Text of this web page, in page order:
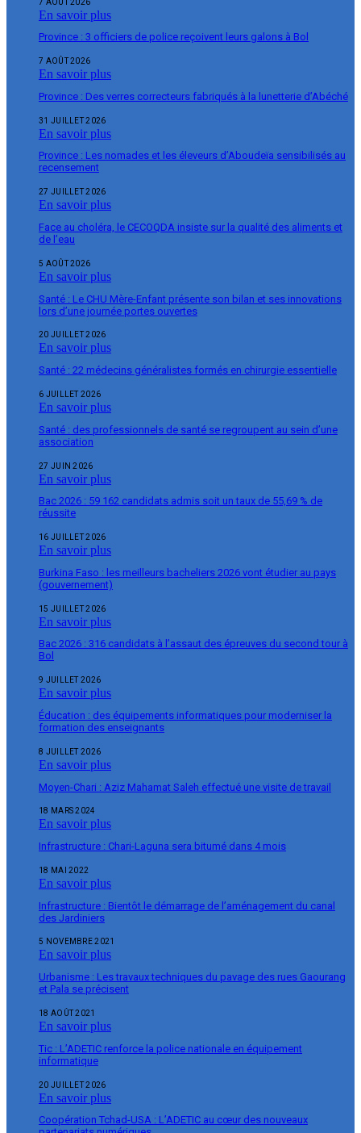
En savoir plus
Province : 3 officiers de police reçoivent leurs galons à Bol
7 AOÛT 2026
En savoir plus
Province : Des verres correcteurs fabriqués à la lunetterie d’Abéché
31 JUILLET 2026
En savoir plus
Province : Les nomades et les éleveurs d’Aboudeïa sensibilisés au
recensement
27 JUILLET 2026
En savoir plus
Face au choléra, le CECOQDA insiste sur la qualité des aliments et
de l’eau
5 AOÛT 2026
En savoir plus
Santé : Le CHU Mère-Enfant présente son bilan et ses innovations
lors d’une journée portes ouvertes
20 JUILLET 2026
En savoir plus
Santé : 22 médecins généralistes formés en chirurgie essentielle
6 JUILLET 2026
En savoir plus
Santé : des professionnels de santé se regroupent au sein d’une
association
27 JUIN 2026
En savoir plus
Bac 2026 : 59 162 candidats admis soit un taux de 55,69 % de
réussite
16 JUILLET 2026
En savoir plus
Burkina Faso : les meilleurs bacheliers 2026 vont étudier au pays
(gouvernement)
15 JUILLET 2026
En savoir plus
Bac 2026 : 316 candidats à l’assaut des épreuves du second tour à
Bol
9 JUILLET 2026
En savoir plus
Éducation : des équipements informatiques pour moderniser la
formation des enseignants
8 JUILLET 2026
En savoir plus
Moyen-Chari : Aziz Mahamat Saleh effectué une visite de travail
18 MARS 2024
En savoir plus
Infrastructure : Chari-Laguna sera bitumé dans 4 mois
18 MAI 2022
En savoir plus
Infrastructure : Bientôt le démarrage de l’aménagement du canal
des Jardiniers
5 NOVEMBRE 2021
En savoir plus
Urbanisme : Les travaux techniques du pavage des rues Gaourang
et Pala se précisent
18 AOÛT 2021
En savoir plus
Tic : L’ADETIC renforce la police nationale en équipement
informatique
20 JUILLET 2026
En savoir plus
Coopération Tchad-USA : L’ADETIC au cœur des nouveaux